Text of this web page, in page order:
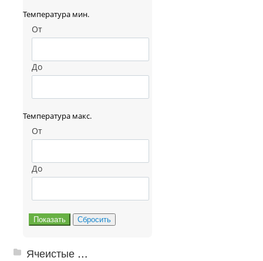
Температура мин.
От
До
Температура макс.
От
До
Ячеистые грязезащитные покрытия